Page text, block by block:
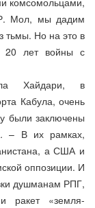
Мол, мы дадим
тьмы. Но на это в
20 лет войны с
Хайдари, в
Кабула, очень
были заключены
– В их рамках,
а США и
оппозиции. И
душманам РПГ,
ракет «земля-